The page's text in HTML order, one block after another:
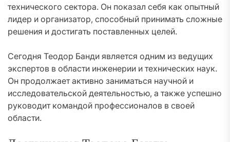
технического сектора. Он показал себя как опытный
лидер и организатор, способный принимать сложные
решения и достигать поставленных целей.
Сегодня Теодор Банди является одним из ведущих
экспертов в области инженерии и технических наук.
Он продолжает активно заниматься научной и
исследовательской деятельностью, а также успешно
руководит командой профессионалов в своей
области.